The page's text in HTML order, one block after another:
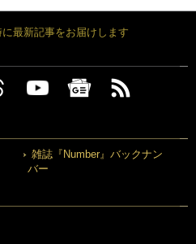
最新記事をお届けします
雑誌『Number』バックナン
バー